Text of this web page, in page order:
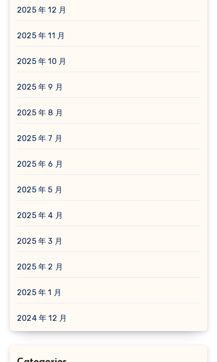
2025 年 12 月
2025 年 11 月
2025 年 10 月
2025 年 9 月
2025 年 8 月
2025 年 7 月
2025 年 6 月
2025 年 5 月
2025 年 4 月
2025 年 3 月
2025 年 2 月
2025 年 1 月
2024 年 12 月